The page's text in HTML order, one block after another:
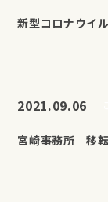
新型コロナウイ
2021.09.06
宮崎事務所 移